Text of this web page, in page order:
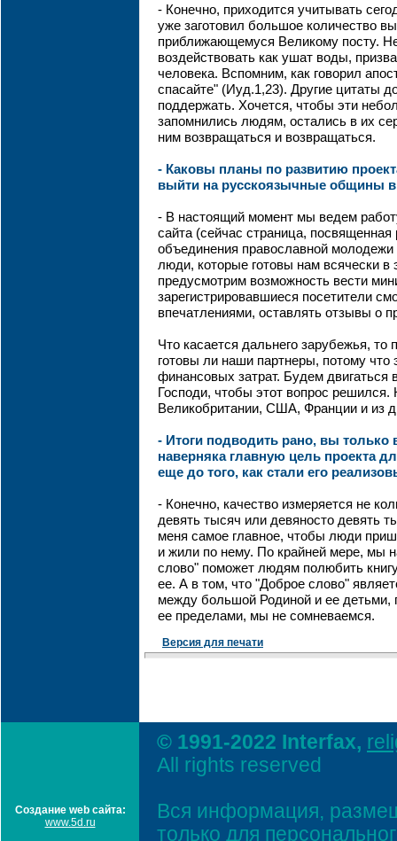
- Конечно, приходится учитывать
уже заготовил большое количество
приближающемуся Великому посту.
воздействовать как ушат воды,
человека. Вспомним, как говорил
спасайте" (Иуд.1,23). Другие цитаты
поддержать. Хочется, чтобы эти
запомнились людям, остались в их
ним возвращаться и возвращаться.
- Каковы планы по развитию
выйти на русскоязычные общины
- В настоящий момент мы ведем
сайта (сейчас страница, посвященная
объединения православной
люди, которые готовы нам всячески
предусмотрим возможность вести
зарегистрировавшиеся посетители
впечатлениями, оставлять отзывы о
Что касается дальнего зарубежья, то
готовы ли наши партнеры, потому что
финансовых затрат. Будем двигаться
Господи, чтобы этот вопрос решился.
Великобритании, США, Франции и из
- Итоги подводить рано, вы только
наверняка главную цель проекта
еще до того, как стали его
- Конечно, качество измеряется не
девять тысяч или девяносто девять
меня самое главное, чтобы люди
и жили по нему. По крайней мере, мы
слово" поможет людям полюбить
ее. А в том, что "Доброе слово"
между большой Родиной и ее
ее пределами, мы не сомневаемся.
Версия для печати
Создание web сайта:
www.5d.ru
© 1991-2022 Interfax,
All rights reserved
Вся информация,
только для